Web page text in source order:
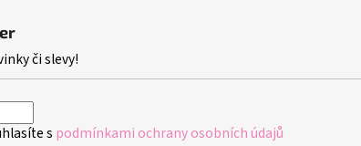
či slevy!
s podmínkami ochrany osobních údajů